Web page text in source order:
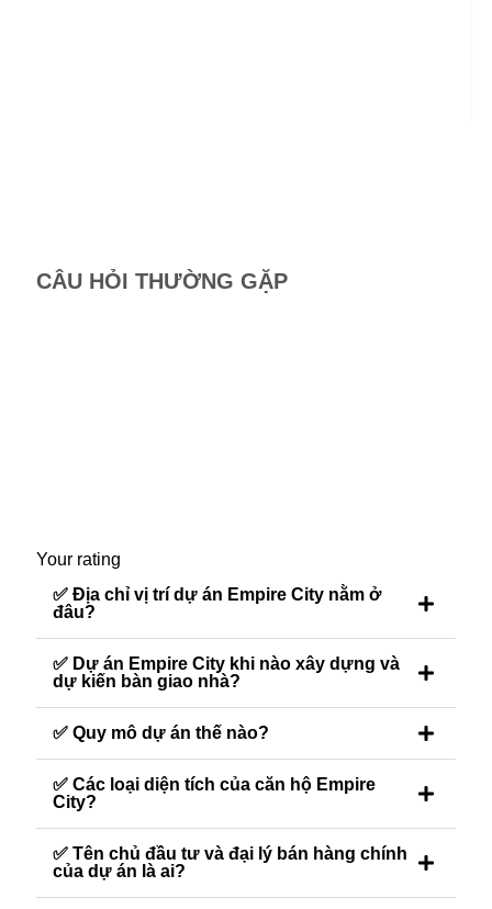
CÂU HỎI THƯỜNG GẶP
Your rating
✅ Địa chỉ vị trí dự án Empire City nằm ở
đâu?
✅ Dự án Empire City khi nào xây dựng và
dự kiến bàn giao nhà?
✅ Quy mô dự án thế nào?
✅ Các loại diện tích của căn hộ Empire
City?
✅ Tên chủ đầu tư và đại lý bán hàng chính
của dự án là ai?